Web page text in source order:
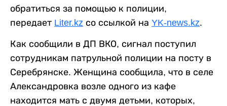
обратиться за помощью к полиции,
передает Liter.kz со ссылкой на YK-news.kz.
Как сообщили в ДП ВКО, сигнал поступил
сотрудникам патрульной полиции на посту в
Серебрянске. Женщина сообщила, что в селе
Александровка возле одного из кафе
находится мать с двумя детьми, которых,